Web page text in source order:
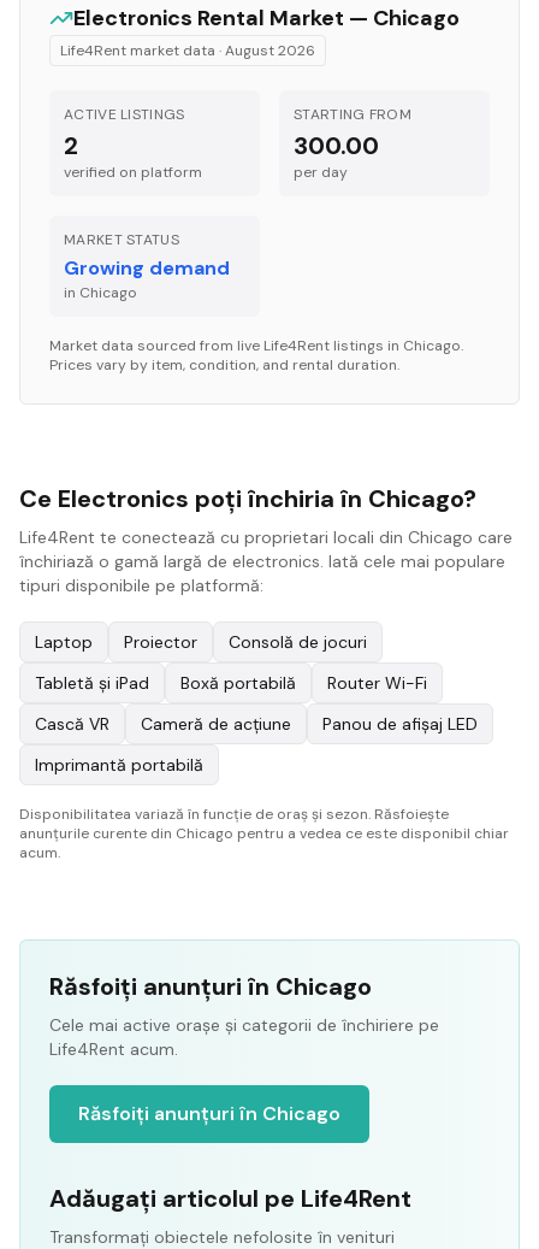
Electronics Rental Market — Chicago
Life4Rent market data ·August 2026
ACTIVE LISTINGS
2
verified on platform
STARTING FROM
300.00
per day
MARKET STATUS
Growing demand
in Chicago
Market data sourced from live Life4Rent listings in Chicago.
Prices vary by item, condition, and rental duration.
Ce Electronics poți închiria în Chicago?
Life4Rent te conectează cu proprietari locali din Chicago care
închiriază o gamă largă de electronics. Iată cele mai populare
tipuri disponibile pe platformă:
Laptop Proiector
Consolă de jocuri
Tabletă și iPad
Boxă portabilă
Router Wi-Fi
Cască VR
Cameră de acțiune
Panou de afișaj LED
Imprimantă portabilă
Disponibilitatea variază în funcție de oraș și sezon. Răsfoiește
anunțurile curente din Chicago pentru a vedea ce este disponibil chiar
acum.
Răsfoiți anunțuri în Chicago
Cele mai active orașe și categorii de închiriere pe
Life4Rent acum.
Răsfoiți anunțuri în Chicago
Adăugați articolul pe Life4Rent
Transformați obiectele nefolosite în venituri